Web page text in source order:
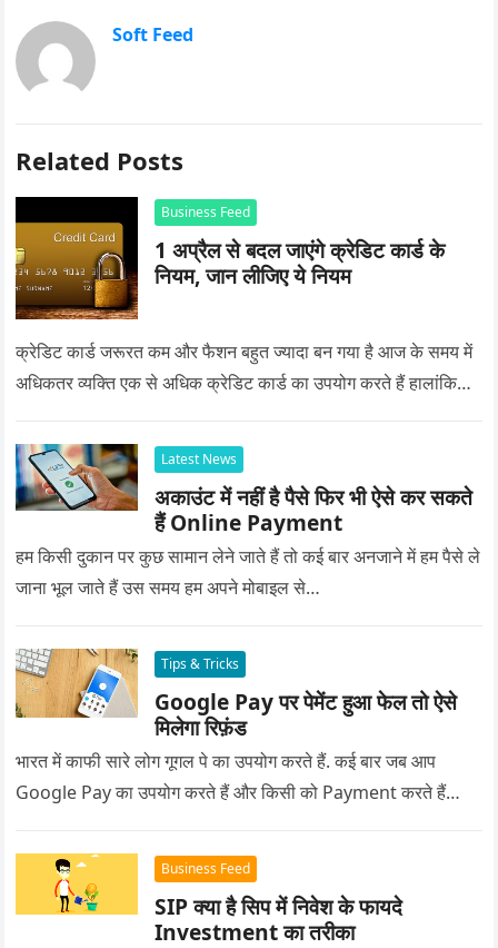
Soft Feed
Related Posts
Business Feed
1 अप्रैल से बदल जाएंगे क्रेडिट कार्ड के
नियम, जान लीजिए ये नियम
क्रेडिट कार्ड जरूरत कम और फैशन बहुत ज्यादा बन गया है आज के समय में
अधिकतर व्यक्ति एक से अधिक क्रेडिट कार्ड का उपयोग करते हैं हालांकि…
Latest News
अकाउंट में नहीं है पैसे फिर भी ऐसे कर सकते
हैं Online Payment
हम किसी दुकान पर कुछ सामान लेने जाते हैं तो कई बार अनजाने में हम पैसे ले
जाना भूल जाते हैं उस समय हम अपने मोबाइल से…
Tips & Tricks
Google Pay पर पेमेंट हुआ फेल तो ऐसे
मिलेगा रिफ़ंड
भारत में काफी सारे लोग गूगल पे का उपयोग करते हैं. कई बार जब आप
Google Pay का उपयोग करते हैं और किसी को Payment करते हैं…
Business Feed
SIP क्या है सिप में निवेश के फायदे
Investment का तरीका